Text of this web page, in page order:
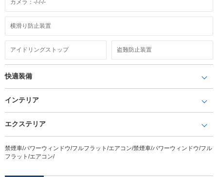
カメラ：-/-/-/-
横滑り防止装置
アイドリングストップ 盗難防止装置
快適装備
インテリア
エクステリア
禁煙車/パワーウィンドウ/フルフラット/エアコン/禁煙車/パワーウィンドウ/フル
フラット/エアコン/